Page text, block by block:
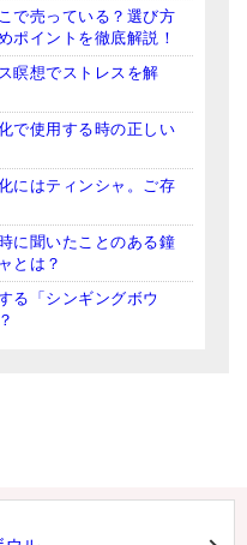
で売っている？選び方
ポイントを徹底解説！
瞑想でストレスを解
で使用する時の正しい
にはティンシャ。ご存
に聞いたことのある鐘
とは？
る「シンギングボウ